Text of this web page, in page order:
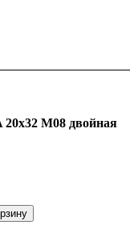
20х32 M08 двойная